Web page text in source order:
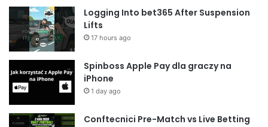
Logging Into bet365 After Suspension
Lifts
17 hours ago
Spinboss Apple Pay dla graczy na
iPhone
1 day ago
Conftecnici Pre-Match vs Live Betting